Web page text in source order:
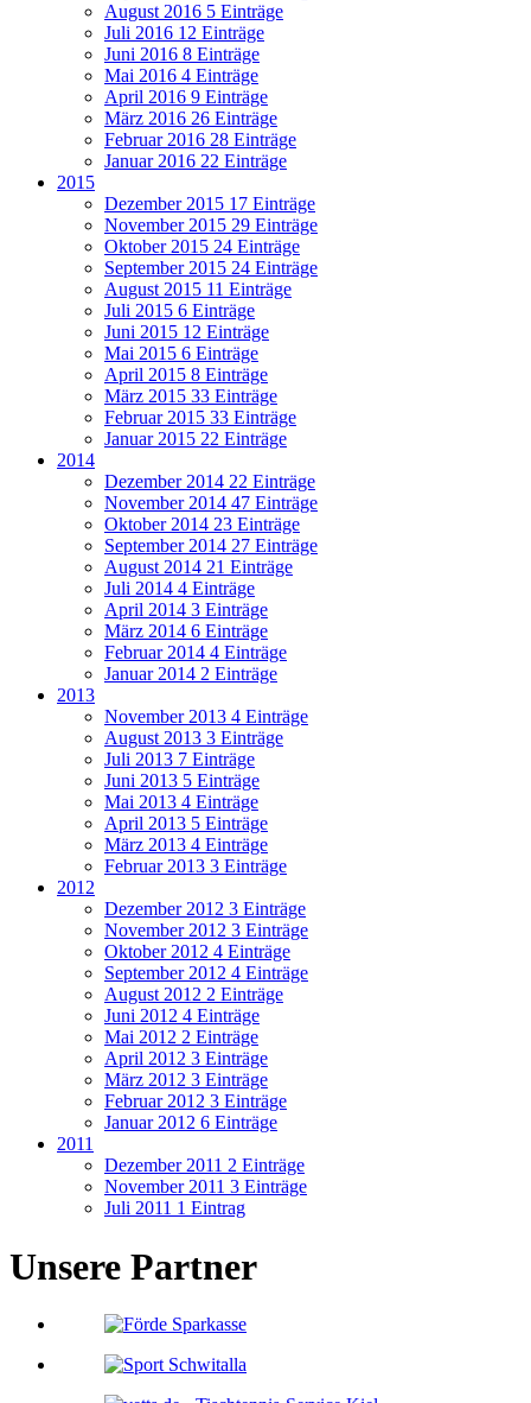
August 2016 5 Einträge
Juli 2016 12 Einträge
Juni 2016 8 Einträge
Mai 2016 4 Einträge
April 2016 9 Einträge
März 2016 26 Einträge
Februar 2016 28 Einträge
Januar 2016 22 Einträge
2015
Dezember 2015 17 Einträge
November 2015 29 Einträge
Oktober 2015 24 Einträge
September 2015 24 Einträge
August 2015 11 Einträge
Juli 2015 6 Einträge
Juni 2015 12 Einträge
Mai 2015 6 Einträge
April 2015 8 Einträge
März 2015 33 Einträge
Februar 2015 33 Einträge
Januar 2015 22 Einträge
2014
Dezember 2014 22 Einträge
November 2014 47 Einträge
Oktober 2014 23 Einträge
September 2014 27 Einträge
August 2014 21 Einträge
Juli 2014 4 Einträge
April 2014 3 Einträge
März 2014 6 Einträge
Februar 2014 4 Einträge
Januar 2014 2 Einträge
2013
November 2013 4 Einträge
August 2013 3 Einträge
Juli 2013 7 Einträge
Juni 2013 5 Einträge
Mai 2013 4 Einträge
April 2013 5 Einträge
März 2013 4 Einträge
Februar 2013 3 Einträge
2012
Dezember 2012 3 Einträge
November 2012 3 Einträge
Oktober 2012 4 Einträge
September 2012 4 Einträge
August 2012 2 Einträge
Juni 2012 4 Einträge
Mai 2012 2 Einträge
April 2012 3 Einträge
März 2012 3 Einträge
Februar 2012 3 Einträge
Januar 2012 6 Einträge
2011
Dezember 2011 2 Einträge
November 2011 3 Einträge
Juli 2011 1 Eintrag
Unsere Partner